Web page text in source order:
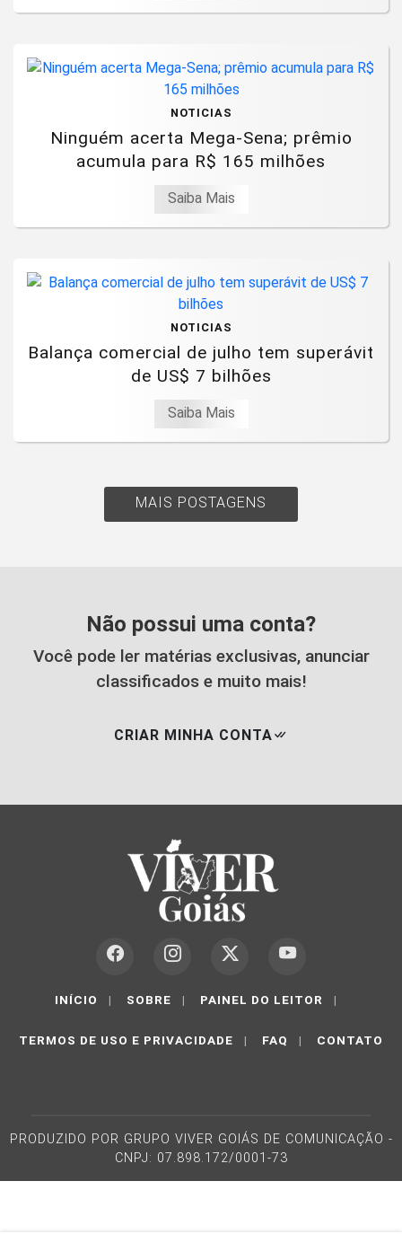
NOTICIAS
Ninguém acerta Mega-Sena; prêmio
acumula para R$ 165 milhões
Saiba Mais
NOTICIAS
Balança comercial de julho tem superávit
de US$ 7 bilhões
Saiba Mais
MAIS POSTAGENS
Não possui uma conta?
Você pode ler matérias exclusivas, anunciar
classificados e muito mais!
CRIAR MINHA CONTA
INÍCIO | SOBRE | PAINEL DO LEITOR |
TERMOS DE USO E PRIVACIDADE | FAQ | CONTATO
PRODUZIDO POR GRUPO VIVER GOIÁS DE COMUNICAÇÃO -
CNPJ: 07.898.172/0001-73